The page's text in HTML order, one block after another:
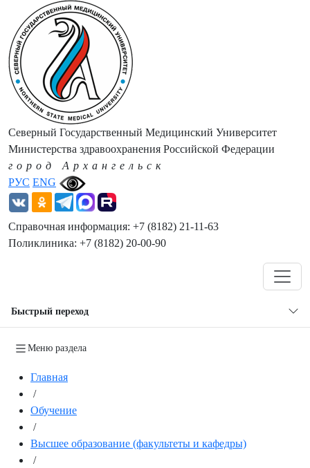
РУС ENG
Северный Государственный Медицинский Университет
Министерства здравоохранения Российской Федерации
город Архангельск
Справочная информация: +7 (8182) 21-11-63
Поликлиника: +7 (8182) 20-00-90
Быстрый переход
Меню раздела
Главная
/
Обучение
/
Высшее образование (факультеты и кафедры)
/